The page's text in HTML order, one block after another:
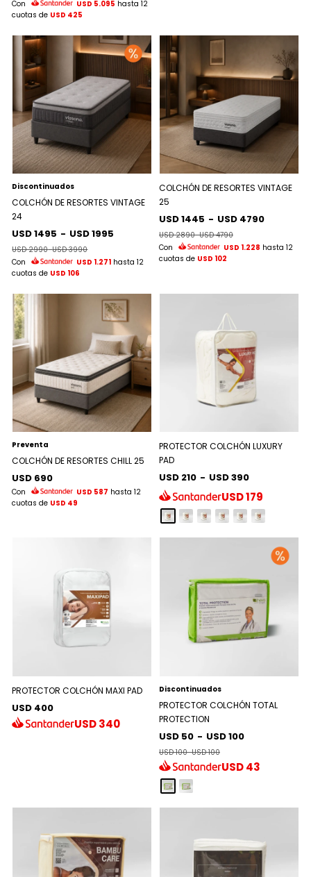
Con USD 5.095 hasta 12
cuotas de USD 425
Discontinuados
COLCHÓN DE RESORTES VINTAGE
24
USD 1495 - USD 1995
USD 2990-USD 3990
Con
USD 1.271 hasta 12
cuotas de USD 106
COLCHÓN DE RESORTES VINTAGE
25
USD 1445 - USD 4790
USD 2890-USD 4790
Con
USD 1.228 hasta 12
cuotas de USD 102
Preventa
COLCHÓN DE RESORTES CHILL 25
USD 690
Con USD 587 hasta 12
cuotas de USD 49
PROTECTOR COLCHÓN LUXURY
PAD
USD 210 - USD 390
USD179
PROTECTOR COLCHÓN MAXI PAD
USD 400
USD340
Discontinuados
PROTECTOR COLCHÓN TOTAL
PROTECTION
USD 50 - USD 100
USD 100-USD 100
USD43